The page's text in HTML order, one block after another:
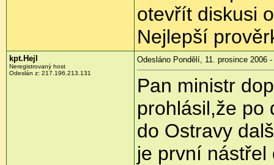
otevřít diskusi
Nejlepší
kpt.Hejl
Neregistrovaný host
Odeslán z: 217.196.213.131
Odesláno Pondělí, 11. prosince 2006 -
Pan ministr
prohlásil,že po
do Ostravy
je první